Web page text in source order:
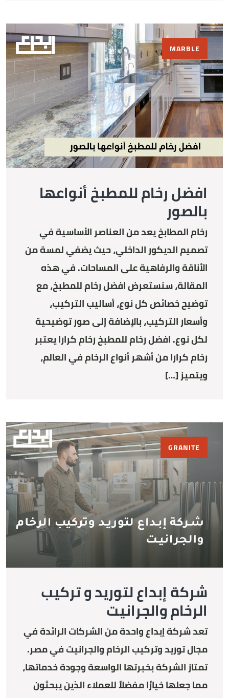
MARBLE
افضل رخام للمطبخ أنواعها
بالصور
رخام المطابخ يعد من العناصر الأساسية في
تصميم الديكور الداخلي، حيث يضفي لمسة من
الأناقة والرفاهية على المساحات. في هذه
المقالة، سنستعرض افضل رخام للمطبخ، مع
توضيح خصائص كل نوع، أساليب التركيب،
وأسعار التركيب، بالإضافة إلى صور توضيحية
لكل نوع. افضل رخام للمطبخ رخام كرارا يعتبر
رخام كرارا من أشهر أنواع الرخام في العالم،
ويتميز […]
GRANITE
شركة إبداع لتوريد و تركيب
الرخام والجرانيت
تعد شركة إبداع واحدة من الشركات الرائدة في
مجال توريد وتركيب الرخام والجرانيت في مصر.
تمتاز الشركة بخبرتها الواسعة وجودة خدماتها،
مما جعلها خيارًا مفضلاً للعملاء الذين يبحثون